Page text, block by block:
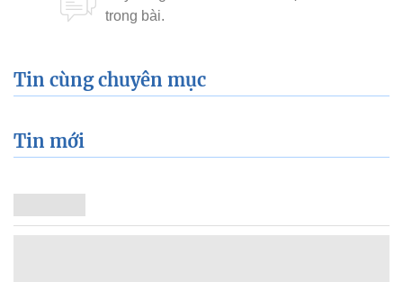
Tin cùng chuyên mục
Tin mới